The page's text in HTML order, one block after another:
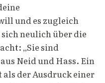
und es zugleich
neulich über die
„Sie sind
Neid und Hass. Ein
als der Ausdruck einer